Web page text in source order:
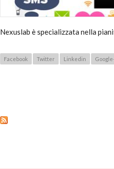
Nexuslab è specializzata nella
Facebook Twitter Linkedin